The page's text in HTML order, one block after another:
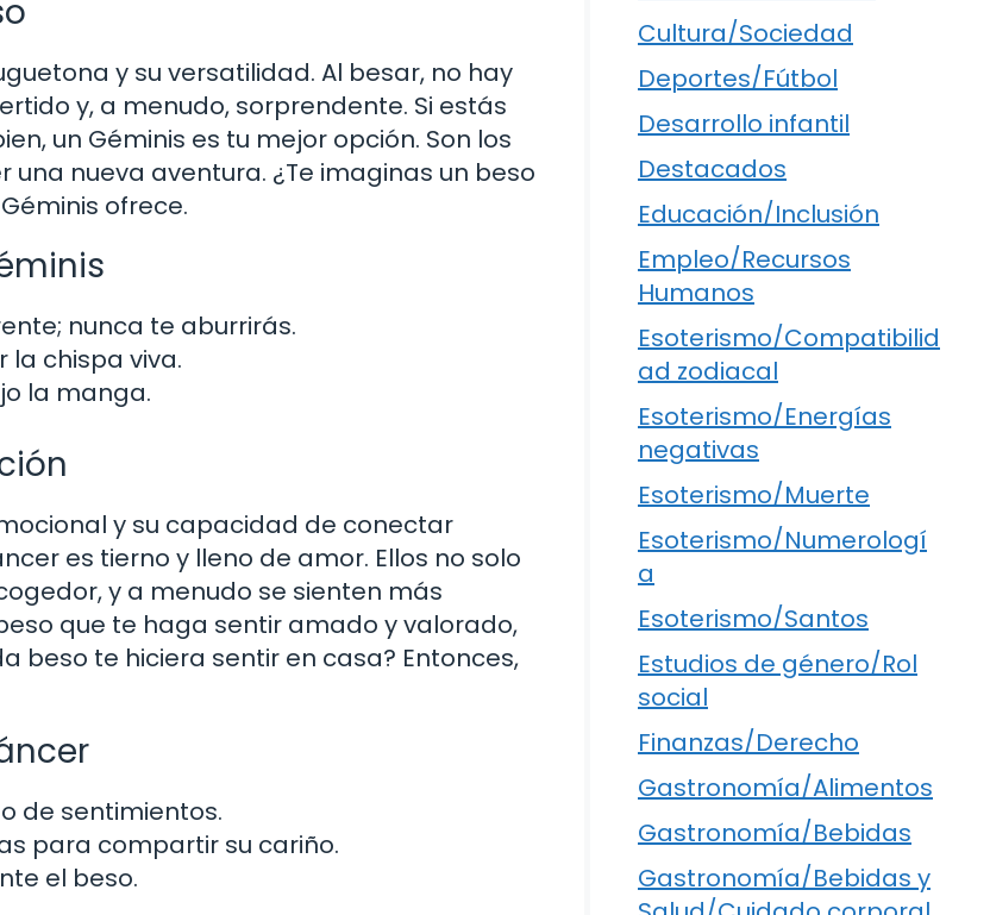
y su versatilidad. Al besar, no hay
y, a menudo, sorprendente. Si estás
un Géminis es tu mejor opción. Son los
nueva aventura. ¿Te imaginas un beso
ofrece.
nunca te aburrirás.
la chispa viva.
la manga.
y su capacidad de conectar
es tierno y lleno de amor. Ellos no solo
y a menudo se sienten más
que te haga sentir amado y valorado,
beso te hiciera sentir en casa? Entonces,
de sentimientos.
para compartir su cariño.
el beso.
Cultura/Sociedad
Deportes/Fútbol
Desarrollo infantil
Destacados
Educación/Inclusión
Empleo/Recursos
Humanos
Esoterismo/Compatibilid
ad zodiacal
Esoterismo/Energías
negativas
Esoterismo/Muerte
Esoterismo/Numerologí
a
Esoterismo/Santos
Estudios de género/Rol
social
Finanzas/Derecho
Gastronomía/Alimentos
Gastronomía/Bebidas
Gastronomía/Bebidas y